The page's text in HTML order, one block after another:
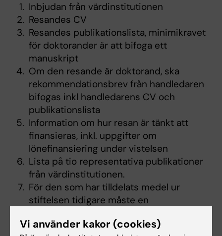
Inbjudan från värdinstitutionen
Resandes CV
Resandes publikationslista, minimikravet
för doktorander är att bifoga ett
manuskript
Om den resande är doktorand, ska
rekommendationsbrev från handledaren
bifogas inkl handledarens CV och
publikationslista
Information om hur resan är tänkt att
finansieras, inkl. uppgifter om
lönefinansiering under vistelsen
Lista på tio representativa publikationer
från värdinstitutionen.
För den som har tilldelats medel ur
stiftelsen tidigare måste en
ansökan för att beaktas.
Vi använder kakor (cookies)